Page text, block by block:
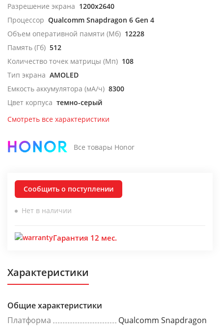
Разрешение экрана 1200x2640
Процессор Qualcomm Snapdragon 6 Gen 4
Объем оперативной памяти (Мб) 12228
Память (Гб) 512
Количество точек матрицы (Мп) 108
Тип экрана AMOLED
Емкость аккумулятора (мА/ч) 8300
Цвет корпуса темно-серый
Смотреть все характеристики
Все товары Honor
Сообщить о поступлении
Нет в наличии
Гарантия 12 мес.
Характеристики
Общие характеристики
Платформа
Qualcomm Snapdragon